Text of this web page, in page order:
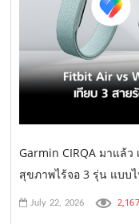
Garmin CIRQA มาแล้ว
สุขภาพไร้จอ 3 รุ่น แบบ
July 22, 2026 2,167